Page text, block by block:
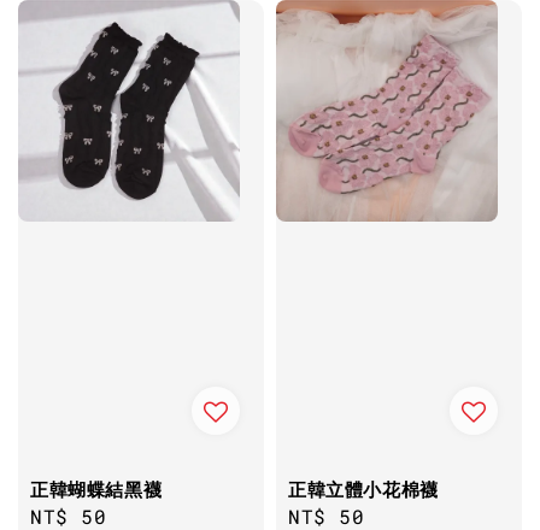
正韓蝴蝶結黑襪
Regular
NT$ 50
正韓立體小花棉襪
Regular
NT$ 50